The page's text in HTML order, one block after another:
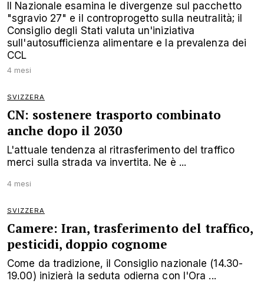
Il Nazionale esamina le divergenze sul pacchetto
"sgravio 27" e il controprogetto sulla neutralità; il
Consiglio degli Stati valuta un'iniziativa
sull'autosufficienza alimentare e la prevalenza dei
CCL
4 mesi
SVIZZERA
CN: sostenere trasporto combinato
anche dopo il 2030
L'attuale tendenza al ritrasferimento del traffico
merci sulla strada va invertita. Ne è ...
4 mesi
SVIZZERA
Camere: Iran, trasferimento del traffico,
pesticidi, doppio cognome
Come da tradizione, il Consiglio nazionale (14.30-
19.00) inizierà la seduta odierna con l'Ora ...